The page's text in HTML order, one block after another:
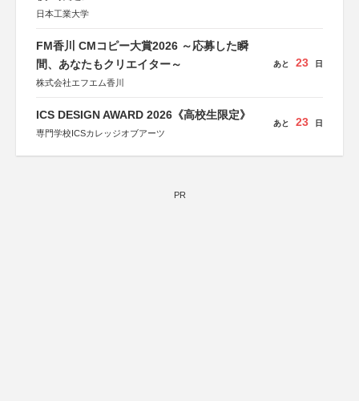
日本工業大学
FM香川 CMコピー大賞2026 ～応募した瞬
間、あなたもクリエイター～
株式会社エフエム香川
あと 23 日
ICS DESIGN AWARD 2026《高校生限定》
専門学校ICSカレッジオブアーツ
あと 23 日
PR